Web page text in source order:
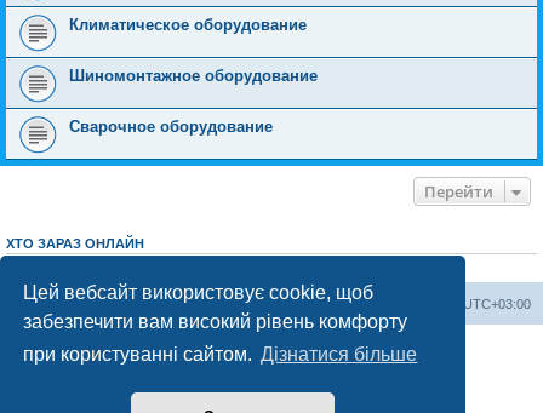
Цей вебсайт використовує cookie, щоб
забезпечити вам високий рівень комфорту
при користуванні сайтом. Дізнатися більше
Климатическое оборудование
Шиномонтажное оборудование
Сварочное оборудование
Перейти
ХТО ЗАРАЗ ОНЛАЙН
Херсонський форум UTC+03:00
Команда
Працює на phpBB® Forum Software © phpBB Limited
Конфіденційність